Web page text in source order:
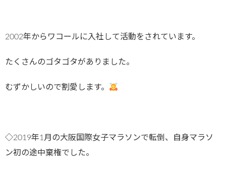
2002年からワコールに入社して活動をされています。
たくさんのゴタゴタがありました。
むずかしいので割愛します。
◇2019年1月の大阪国際女子マラソンで転倒、自身マラソ
ン初の途中棄権でした。